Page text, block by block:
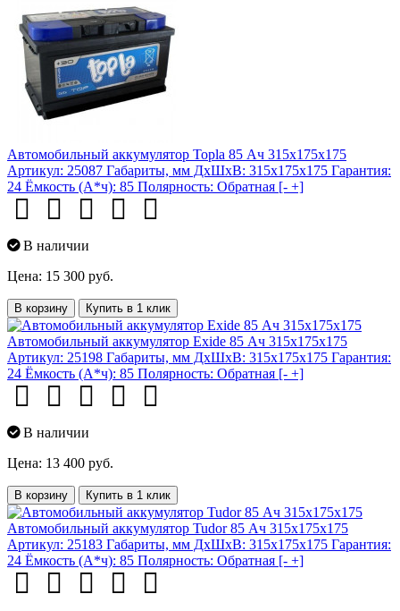
Автомобильный аккумулятор Topla 85 Ач 315x175x175
Артикул: 25087 Габариты, мм ДхШхВ: 315x175x175 Гарантия:
24 Ёмкость (А*ч): 85 Полярность: Обратная [- +]
В наличии
Цена: 15 300 руб.
В корзину Купить в 1 клик
Автомобильный аккумулятор Exide 85 Ач 315x175x175
Артикул: 25198 Габариты, мм ДхШхВ: 315x175x175 Гарантия:
24 Ёмкость (А*ч): 85 Полярность: Обратная [- +]
В наличии
Цена: 13 400 руб.
В корзину Купить в 1 клик
Автомобильный аккумулятор Tudor 85 Ач 315x175x175
Артикул: 25183 Габариты, мм ДхШхВ: 315x175x175 Гарантия:
24 Ёмкость (А*ч): 85 Полярность: Обратная [- +]